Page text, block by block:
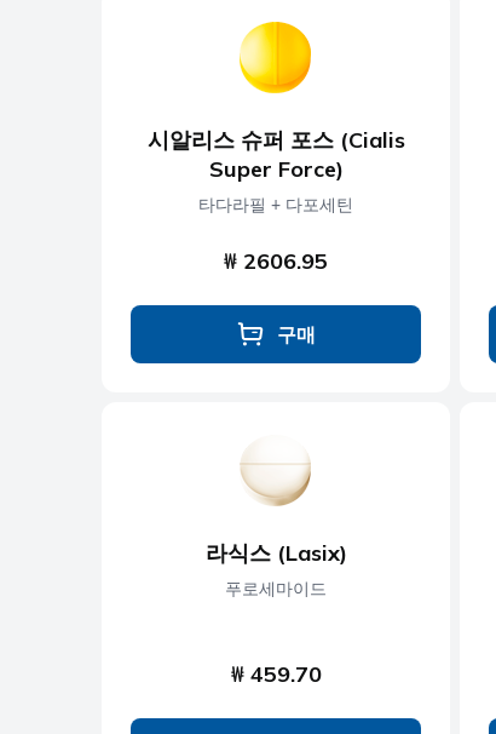
시알리스 슈퍼 포스 (Cialis
Super Force)
타다라필 + 다포세틴
₩ 2606.95
구매
라식스 (Lasix)
푸로세마이드
₩ 459.70